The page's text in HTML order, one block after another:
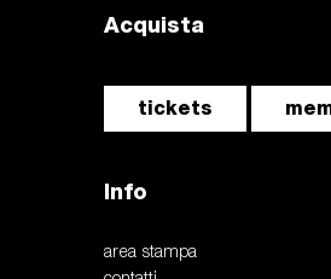
Acquista
tickets
Info
area stampa